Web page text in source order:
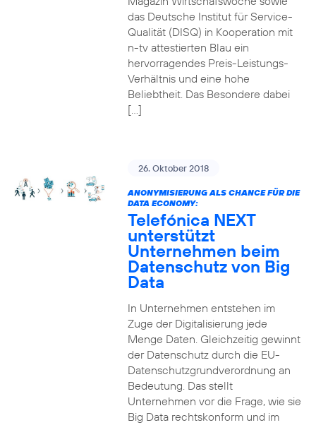
das Deutsche Institut für Service-
Qualität (DISQ) in Kooperation mit
n-tv attestierten Blau ein
hervorragendes Preis-Leistungs-
Verhältnis und eine hohe
Beliebtheit. Das Besondere dabei
[…]
26. Oktober 2018
ANONYMISIERUNG ALS CHANCE FÜR DIE
DATA ECONOMY:
Telefónica NEXT
unterstützt
Unternehmen beim
Datenschutz von Big
Data
In Unternehmen entstehen im
Zuge der Digitalisierung jede
Menge Daten. Gleichzeitig gewinnt
der Datenschutz durch die EU-
Datenschutzgrundverordnung an
Bedeutung. Das stellt
Unternehmen vor die Frage, wie sie
Big Data rechtskonform und im